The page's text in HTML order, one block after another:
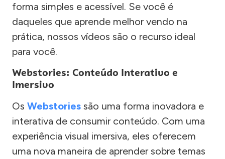
forma simples e acessível. Se você é
daqueles que aprende melhor vendo na
prática, nossos vídeos são o recurso ideal
para você.
Webstories: Conteúdo Interativo e
Imersivo
Os Webstories são uma forma inovadora e
interativa de consumir conteúdo. Com uma
experiência visual imersiva, eles oferecem
uma nova maneira de aprender sobre temas